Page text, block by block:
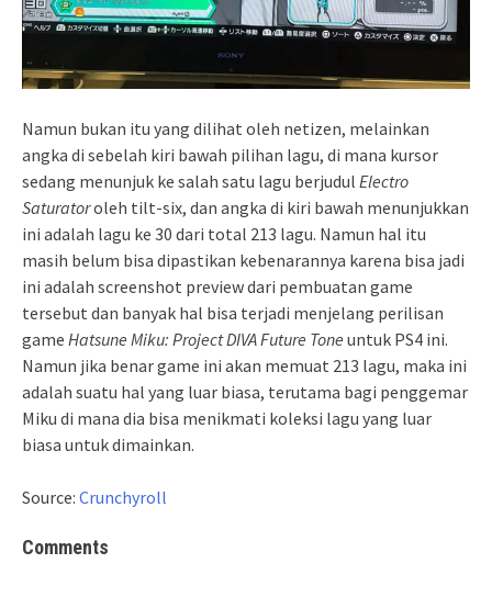
Namun bukan itu yang dilihat oleh netizen, melainkan
angka di sebelah kiri bawah pilihan lagu, di mana kursor
sedang menunjuk ke salah satu lagu berjudul Electro
Saturatoroleh tilt-six, dan angka di kiri bawah menunjukkan
ini adalah lagu ke 30 dari total 213 lagu. Namun hal itu
masih belum bisa dipastikan kebenarannya karena bisa jadi
ini adalah screenshot preview dari pembuatan game
tersebut dan banyak hal bisa terjadi menjelang perilisan
game Hatsune Miku: Project DIVA Future Tone untuk PS4 ini.
Namun jika benar game ini akan memuat 213 lagu, maka ini
adalah suatu hal yang luar biasa, terutama bagi penggemar
Miku di mana dia bisa menikmati koleksi lagu yang luar
biasa untuk dimainkan.
Source: Crunchyroll
Comments